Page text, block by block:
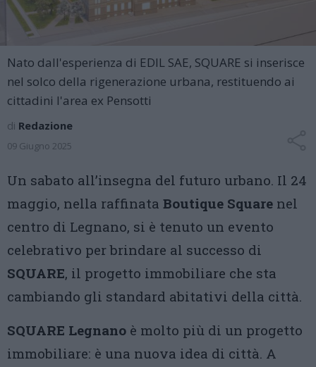
Nato dall'esperienza di EDIL SAE, SQUARE si inserisce
nel solco della rigenerazione urbana, restituendo ai
cittadini l'area ex Pensotti
di Redazione
09 Giugno 2025
Un sabato all’insegna del futuro urbano. Il 24
maggio, nella raffinata Boutique Square nel
centro di Legnano, si è tenuto un evento
celebrativo per brindare al successo di
SQUARE, il progetto immobiliare che sta
cambiando gli standard abitativi della città.
SQUARE Legnano è molto più di un progetto
immobiliare: è una nuova idea di città. A